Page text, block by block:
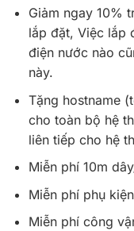
Giảm ngay 10%
lắp đặt, Việc lắp
điện nước nào
này.
Tặng hostname
cho toàn bộ hệ
liên tiếp cho hệ
Miễn phí 10m
Miễn phí phụ
Miễn phí công